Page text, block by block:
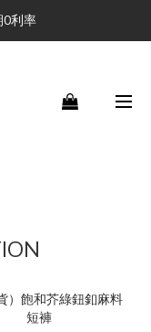
0利率